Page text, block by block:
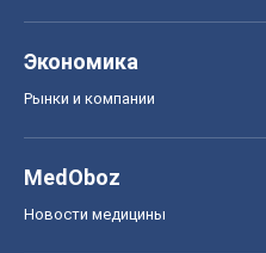
Экономика
Рынки и компании
MedOboz
Новости медицины